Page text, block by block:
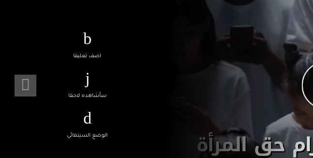
اضف تعليقا
سأشاهده لاحقا
الوضع السينمائي